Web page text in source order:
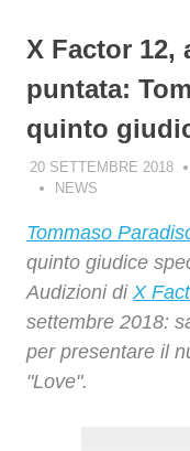
X Factor 12,
puntata:
quinto
20 SETTEMBRE 2018
NEWS
Tommaso
quinto giudice
Audizioni di X
settembre 2018:
per presentare il
"Love".